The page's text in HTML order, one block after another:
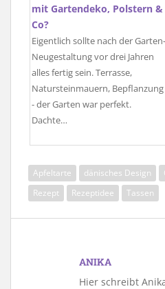
mit Gartendeko, Polstern &
Co?
Eigentlich sollte nach der Garten-
Neugestaltung vor drei Jahren
alles fertig sein. Terrasse,
Natursteinmauern, Bepflanzung
- der Garten war perfekt.
Dachte…
Apfeltarte dänisches Design
Rezept
Rezeptidee Tassen
ANIKA
Hier schreibt